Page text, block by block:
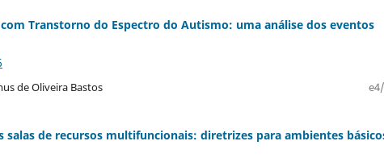
Transtorno do Espectro do Autismo: uma análise dos eventos
de Oliveira Bastos
salas de recursos multifuncionais: diretrizes para ambientes